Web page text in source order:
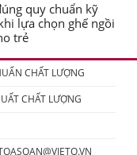
quy chuẩn kỹ
lựa chọn ghế ngồi
trẻ
CHẤT LƯỢNG
CHẤT LƯỢNG